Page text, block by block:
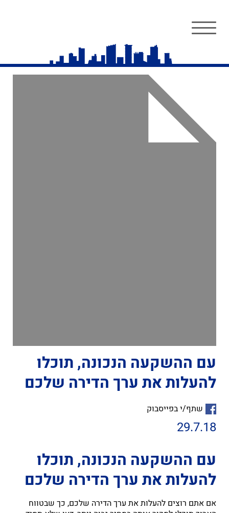
עם ההשקעה הנכונה, תוכלו
להעלות את ערך הדירה שלכם
שתף/י בפייסבוק
29.7.18
עם ההשקעה הנכונה, תוכלו
להעלות את ערך הדירה שלכם
אם אתם רוצים להעלות את ערך הדירה שלכם, כך שבטווח